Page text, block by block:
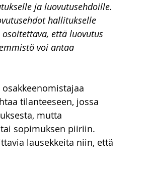
ja luovutusehdoille.
hallitukselle
että luovutus
voi antaa
tilanteeseen, jossa
mutta
sopimuksen piiriin.
lausekkeita niin, että